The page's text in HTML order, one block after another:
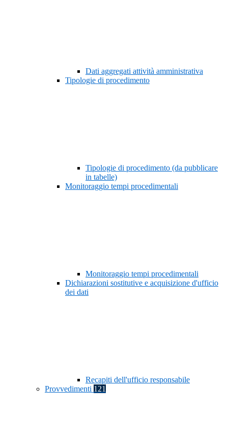
Dati aggregati attività amministrativa
Tipologie di procedimento
Tipologie di procedimento (da pubblicare
in tabelle)
Monitoraggio tempi procedimentali
Monitoraggio tempi procedimentali
Dichiarazioni sostitutive e acquisizione d'ufficio
dei dati
Recapiti dell'ufficio responsabile
Provvedimenti 121